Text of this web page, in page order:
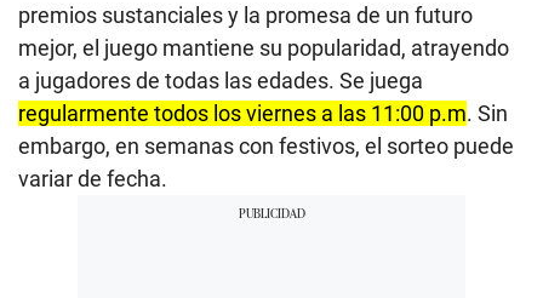
premios sustanciales y la promesa de un futuro
mejor, el juego mantiene su popularidad, atrayendo
a jugadores de todas las edades. Se juega
regularmente todos los viernes a las 11:00 p.m. Sin
embargo, en semanas con festivos, el sorteo puede
variar de fecha.